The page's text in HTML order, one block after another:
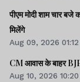
पीएम मोदी शाम चार
मिलेंगे
Aug 09, 2026
CM आवास के बाहर BJP
Aug 10, 2026